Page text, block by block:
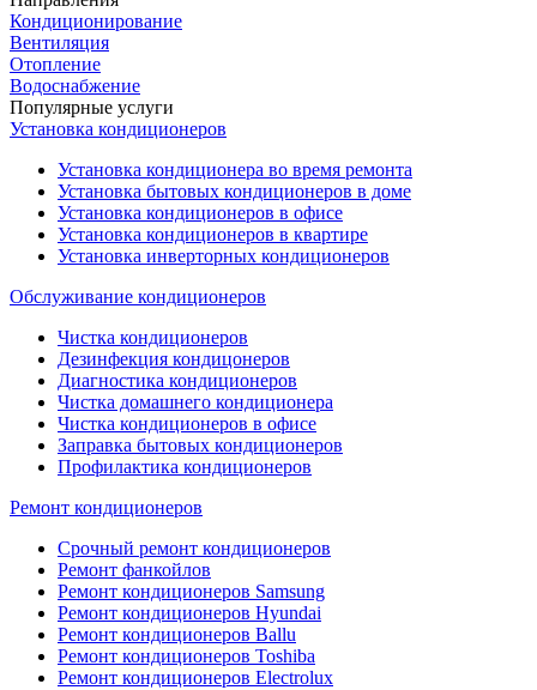
Кондиционирование
Вентиляция
Отопление
Водоснабжение
Популярные услуги
Установка кондиционеров
Установка кондиционера во время ремонта
Установка бытовых кондиционеров в доме
Установка кондиционеров в офисе
Установка кондиционеров в квартире
Установка инверторных кондиционеров
Обслуживание кондиционеров
Чистка кондиционеров
Дезинфекция кондицонеров
Диагностика кондиционеров
Чистка домашнего кондиционера
Чистка кондиционеров в офисе
Заправка бытовых кондиционеров
Профилактика кондиционеров
Ремонт кондиционеров
Срочный ремонт кондиционеров
Ремонт фанкойлов
Ремонт кондиционеров Samsung
Ремонт кондиционеров Hyundai
Ремонт кондиционеров Ballu
Ремонт кондиционеров Toshibа
Ремонт кондиционеров Electrolux